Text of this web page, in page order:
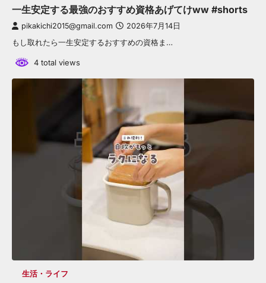
一生安定する最強のおすすめ資格あげてけww #shorts
pikakichi2015@gmail.com 2026年7月14日
もし取れたら一生安定するおすすめの資格ま…
4 total views
生活・ライフ